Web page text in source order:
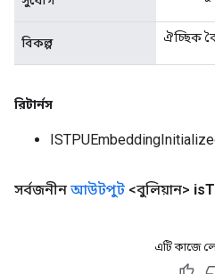
বিকল্প ঐচ্ছিক
রিটার্নস
সর্বজনীন আউটপুট <বুলিয়ান> is
এটি কাজে